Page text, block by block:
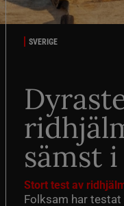
SVERIGE
sämst
Stort test av
Folksam har